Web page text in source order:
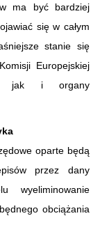
ma być bardziej
się w całym
stanie się
Europejskiej
jak i organy
oparte będą
przez dany
obciążania